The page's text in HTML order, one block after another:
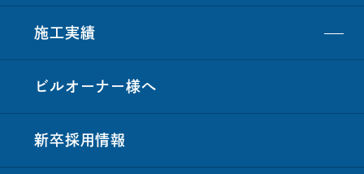
施工実績
ビルオーナー様へ
新卒採用情報